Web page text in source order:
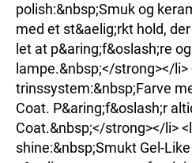
polish:&nbsp;Smuk og
med et st&aelig;rkt hold,
let at p&aring;f&oslash;re
lampe.&nbsp;</strong></li>
trinssystem:&nbsp;Farve
Coat. P&aring;f&oslash;r
Coat.&nbsp;</strong></li>
shine:&nbsp;Smukt Gel-